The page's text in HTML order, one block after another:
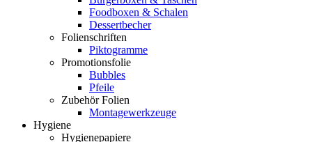
Foodboxen & Schalen
Dessertbecher
Folienschriften
Piktogramme
Promotionsfolie
Bubbles
Pfeile
Zubehör Folien
Montagewerkzeuge
Hygiene
Hygienepapiere